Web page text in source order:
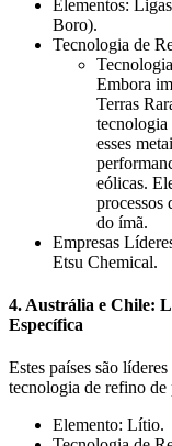
Elementos:
Boro).
Tecnologia de
Embora
Terras
tecnologia
esses
eólicas.
processos
do ímã.
Empresas
Etsu Chemical.
4. Austrália e Chile:
Específica
Estes países são
tecnologia de refino de
Elemento: Lítio.